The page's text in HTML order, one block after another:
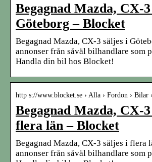
Begagnad Mazda, CX-
Göteborg – Blocket
Begagnad Mazda, CX-3 säljes i
annonser från såväl bilhandlare som
Handla din bil hos Blocket!
http s://www.blocket.se › Alla › Fordon › Bilar
Begagnad Mazda, CX-
flera län – Blocket
Begagnad Mazda, CX-3 säljes i flera
annonser från såväl bilhandlare som